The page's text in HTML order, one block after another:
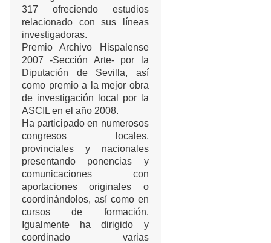
317 ofreciendo estudios
relacionado con sus líneas
investigadoras.
Premio Archivo Hispalense
2007 -Sección Arte- por la
Diputación de Sevilla, así
como premio a la mejor obra
de investigación local por la
ASCIL en el año 2008.
Ha participado en numerosos
congresos locales,
provinciales y nacionales
presentando ponencias y
comunicaciones con
aportaciones originales o
coordinándolos, así como en
cursos de formación.
Igualmente ha dirigido y
coordinado varias